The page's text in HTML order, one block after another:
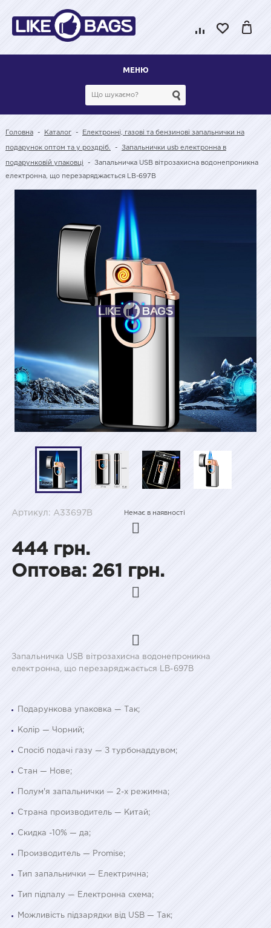
МЕНЮ
Головна - Каталог - Електронні, газові та бензинові запальнички на
подарунок оптом та у роздріб. - Запальнички usb електронна в
подарунковій упаковці - Запальничка USB вітрозахисна водонепроникна
електронна, що перезаряджається LB-697B
Артикул: A33697B Немає в наявності
444 грн.
Оптова: 261 грн.
Запальничка USB вітрозахисна водонепроникна
електронна, що перезаряджається LB-697B
Подарункова упаковка — Так;
Колір — Чорний;
Спосіб подачі газу — З турбонаддувом;
Стан — Нове;
Полум'я запальнички — 2-х режимна;
Страна производитель — Китай;
Скидка -10% — да;
Производитель — Promise;
Тип запальнички — Електрична;
Тип підпалу — Електронна схема;
Можливість підзарядки від USB — Так;